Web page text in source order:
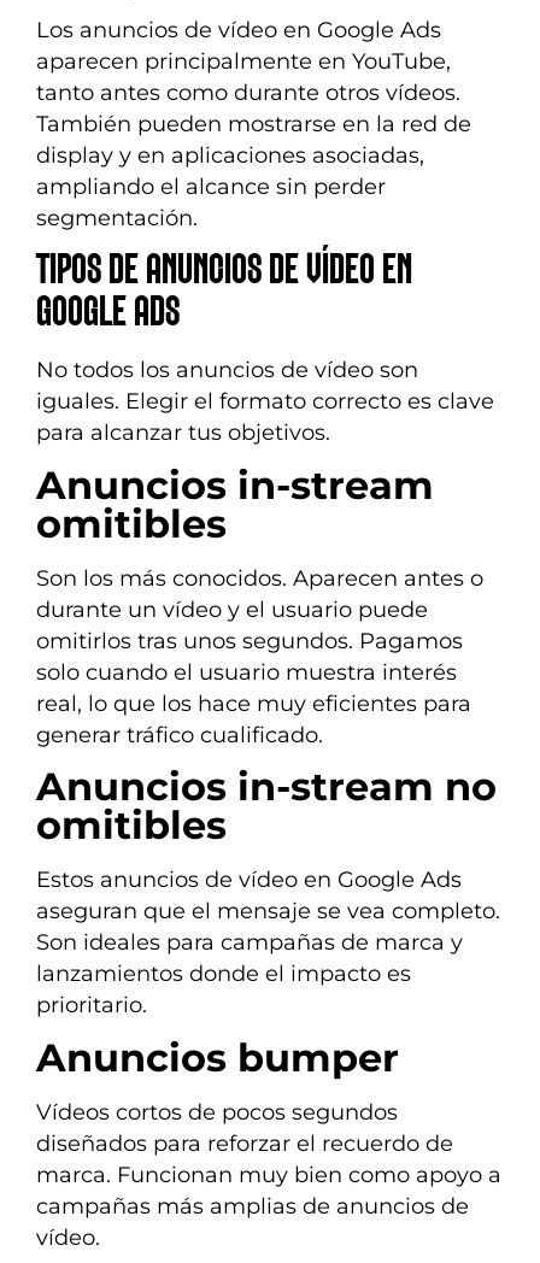
Los anuncios de vídeo en Google Ads
aparecen principalmente en YouTube,
tanto antes como durante otros vídeos.
También pueden mostrarse en la red de
display y en aplicaciones asociadas,
ampliando el alcance sin perder
segmentación.
TIPOS DE ANUNCIOS DE VÍDEO EN
GOOGLE ADS
No todos los anuncios de vídeo son
iguales. Elegir el formato correcto es clave
para alcanzar tus objetivos.
Anuncios in-stream
omitibles
Son los más conocidos. Aparecen antes o
durante un vídeo y el usuario puede
omitirlos tras unos segundos. Pagamos
solo cuando el usuario muestra interés
real, lo que los hace muy eficientes para
generar tráfico cualificado.
Anuncios in-stream no
omitibles
Estos anuncios de vídeo en Google Ads
aseguran que el mensaje se vea completo.
Son ideales para campañas de marca y
lanzamientos donde el impacto es
prioritario.
Anuncios bumper
Vídeos cortos de pocos segundos
diseñados para reforzar el recuerdo de
marca. Funcionan muy bien como apoyo a
campañas más amplias de anuncios de
vídeo.